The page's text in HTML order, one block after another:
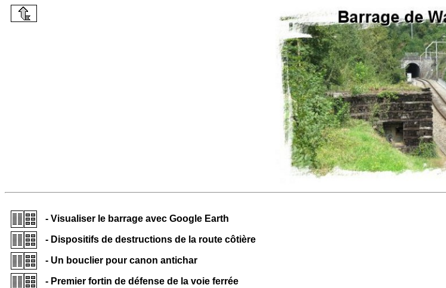
- Visualiser le barrage avec Google Earth
- Dispositifs de destructions de la route côtière
- Un bouclier pour canon antichar
- Premier fortin de défense de la voie ferrée